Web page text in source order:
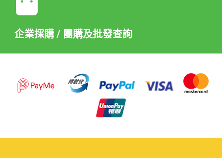
企業採購 / 團購及批發查詢